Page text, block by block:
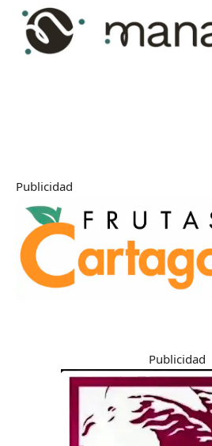
Publicidad
Publicidad